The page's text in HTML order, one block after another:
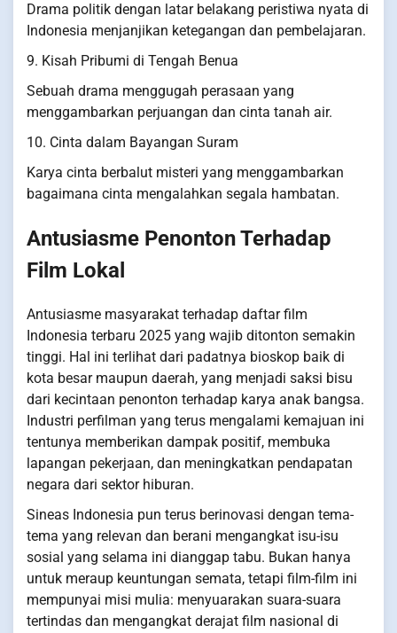
Drama politik dengan latar belakang peristiwa nyata di
Indonesia menjanjikan ketegangan dan pembelajaran.
9. Kisah Pribumi di Tengah Benua
Sebuah drama menggugah perasaan yang
menggambarkan perjuangan dan cinta tanah air.
10. Cinta dalam Bayangan Suram
Karya cinta berbalut misteri yang menggambarkan
bagaimana cinta mengalahkan segala hambatan.
Antusiasme Penonton Terhadap
Film Lokal
Antusiasme masyarakat terhadap daftar film
Indonesia terbaru 2025 yang wajib ditonton semakin
tinggi. Hal ini terlihat dari padatnya bioskop baik di
kota besar maupun daerah, yang menjadi saksi bisu
dari kecintaan penonton terhadap karya anak bangsa.
Industri perfilman yang terus mengalami kemajuan ini
tentunya memberikan dampak positif, membuka
lapangan pekerjaan, dan meningkatkan pendapatan
negara dari sektor hiburan.
Sineas Indonesia pun terus berinovasi dengan tema-
tema yang relevan dan berani mengangkat isu-isu
sosial yang selama ini dianggap tabu. Bukan hanya
untuk meraup keuntungan semata, tetapi film-film ini
mempunyai misi mulia: menyuarakan suara-suara
tertindas dan mengangkat derajat film nasional di